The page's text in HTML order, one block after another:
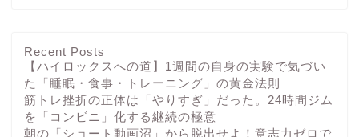
Recent Posts
【ハイロックスへの道】1週間の自身の実験で気づい
た「睡眠・食事・トレーニング」の黄金法則
筋トレ挫折の正体は「やりすぎ」だった。24時間ジム
を「コンビニ」化する継続の極意
朝の「ショート動画沼」から脱出せよ！意志力ゼロで